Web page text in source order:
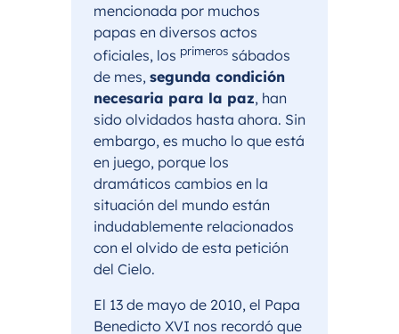
mencionada por muchos
papas en diversos actos
oficiales, los primeros sábados
de mes, segunda condición
necesaria para la paz, han
sido olvidados hasta ahora. Sin
embargo, es mucho lo que está
en juego, porque los
dramáticos cambios en la
situación del mundo están
indudablemente relacionados
con el olvido de esta petición
del Cielo.
El 13 de mayo de 2010, el Papa
Benedicto XVI nos recordó que